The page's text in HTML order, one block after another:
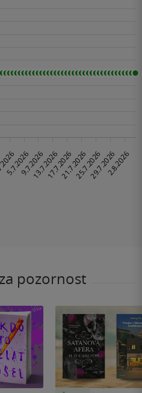
pozornost